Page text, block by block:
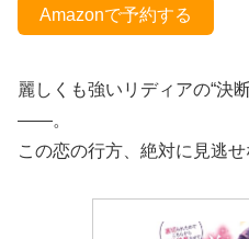
Amazonで予約する
麗しくも強いリディアの“決
――。
この恋の行方、絶対に見逃せ